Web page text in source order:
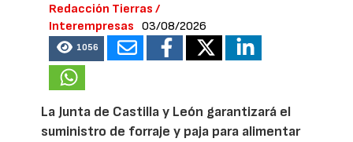
Redacción Tierras /
Interempresas
03/08/2026
1056
La Junta de Castilla y León garantizará el
suministro de forraje y paja para alimentar